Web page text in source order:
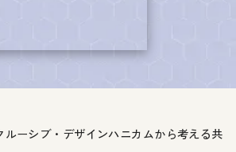
ルーシブ・デザインハニカムから考える共